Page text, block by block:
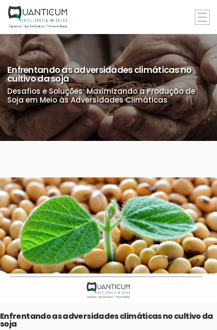
Enfrentando as adversidades climáticas no
cultivo da soja
Desafios e Soluções: Maximizando a Produção de
Soja em Meio às Adversidades Climáticas
Enfrentando as adversidades climáticas no cultivo da
soja